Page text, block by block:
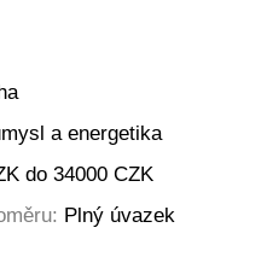
a energetika
do 34000 CZK
Plný úvazek